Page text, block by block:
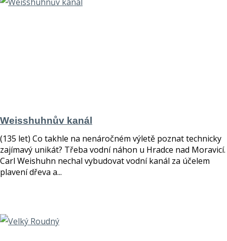
Weisshuhnův kanál
(135 let) Co takhle na nenáročném výletě poznat technicky
zajímavý unikát? Třeba vodní náhon u Hradce nad Moravicí.
Carl Weishuhn nechal vybudovat vodní kanál za účelem
plavení dřeva a...